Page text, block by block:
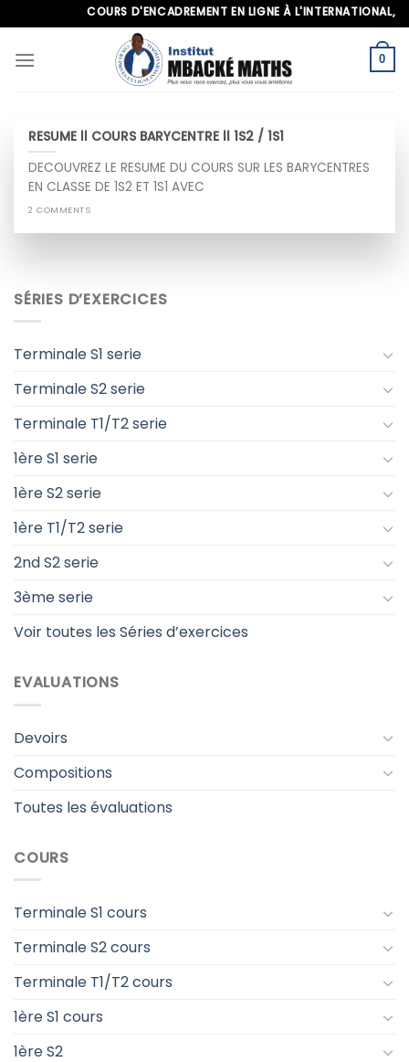
to
content
COURS D'ENCADREMENT EN LIGNE À L'INTERNATIONAL,
0
SÉRIES D’EXERCICES
Terminale S1 serie
Terminale S2 serie
Terminale T1/T2 serie
1ère S1 serie
1ère S2 serie
1ère T1/T2 serie
2nd S2 serie
3ème serie
Voir toutes les Séries d’exercices
EVALUATIONS
Devoirs
Compositions
Toutes les évaluations
COURS
Terminale S1 cours
Terminale S2 cours
Terminale T1/T2 cours
1ère S1 cours
1ère S2
RESUME ll COURS BARYCENTRE ll 1S2 / 1S1
DECOUVREZ LE RESUME DU COURS SUR LES BARYCENTRES
EN CLASSE DE 1S2 ET 1S1 AVEC
2 COMMENTS